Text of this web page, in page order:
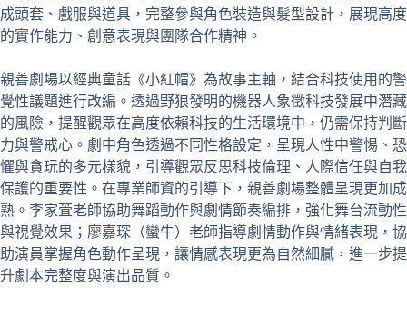
成頭套、戲服與道具，完整參與角色裝造與髮型設計，展現高度
的實作能力、創意表現與團隊合作精神。
親善劇場以經典童話《小紅帽》為故事主軸，結合科技使用的警
覺性議題進行改編。透過野狼發明的機器人象徵科技發展中潛藏
的風險，提醒觀眾在高度依賴科技的生活環境中，仍需保持判斷
力與警戒心。劇中角色透過不同性格設定，呈現人性中警惕、恐
懼與貪玩的多元樣貌，引導觀眾反思科技倫理、人際信任與自我
保護的重要性。在專業師資的引導下，親善劇場整體呈現更加成
熟。李家萓老師協助舞蹈動作與劇情節奏編排，強化舞台流動性
與視覺效果；廖嘉琛（蠻牛）老師指導劇情動作與情緒表現，協
助演員掌握角色動作呈現，讓情感表現更為自然細膩，進一步提
升劇本完整度與演出品質。